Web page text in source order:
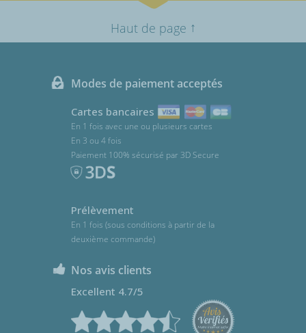
Haut de page ↑
Modes de paiement acceptés
Cartes bancaires
En 1 fois avec une ou plusieurs cartes
En 3 ou 4 fois
Paiement 100% sécurisé par 3D Secure
Prélèvement
En 1 fois (sous conditions à partir de la
deuxième commande)
Nos avis clients
Excellent 4.7/5